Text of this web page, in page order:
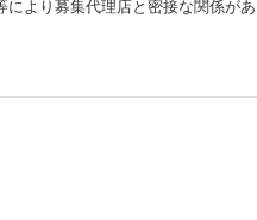
より募集代理店と密接な関係が